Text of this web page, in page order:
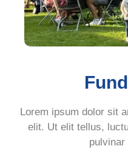
Lorem ipsum dolor sit
elit. Ut elit tellus,
pulvinar